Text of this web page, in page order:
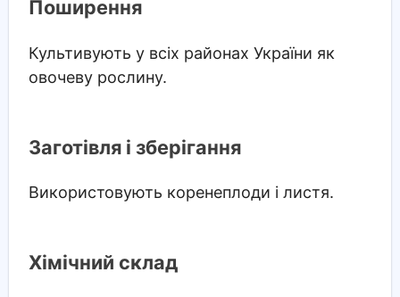
Поширення
Культивують у всіх районах України як
овочеву рослину.
Заготівля і зберігання
Використовують коренеплоди і листя.
Хімічний склад